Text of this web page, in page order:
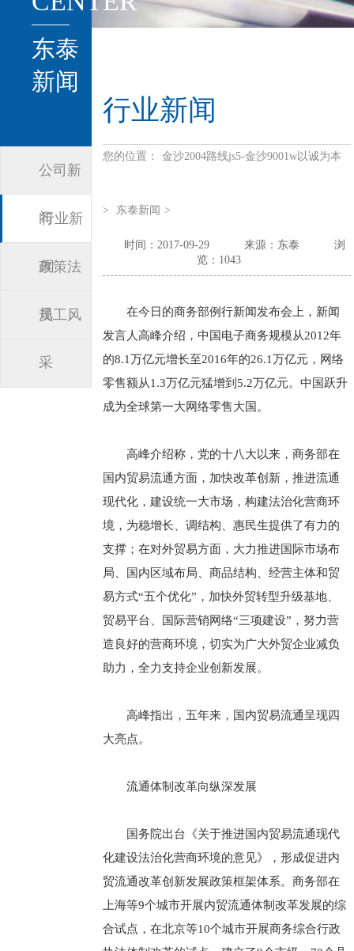
东泰
新闻
公司新
闻
行业新
闻
政策法
规
员工风
采
行业新闻
您的位置： 金沙2004路线js5-金沙9001w以诚为本
> 东泰新闻 >
时间：2017-09-29 来源：东泰
浏
览：1043
在今日的商务部例行新闻发布会上，新闻
发言人高峰介绍，中国电子商务规模从2012年
的8.1万亿元增长至2016年的26.1万亿元，网络
零售额从1.3万亿元猛增到5.2万亿元。中国跃升
成为全球第一大网络零售大国。
高峰介绍称，党的十八大以来，商务部在
国内贸易流通方面，加快改革创新，推进流通
现代化，建设统一大市场，构建法治化营商环
境，为稳增长、调结构、惠民生提供了有力的
支撑；在对外贸易方面，大力推进国际市场布
局、国内区域布局、商品结构、经营主体和贸
易方式“五个优化”，加快外贸转型升级基地、
贸易平台、国际营销网络“三项建设”，努力营
造良好的营商环境，切实为广大外贸企业减负
助力，全力支持企业创新发展。
高峰指出，五年来，国内贸易流通呈现四
大亮点。
流通体制改革向纵深发展
国务院出台《关于推进国内贸易流通现代
化建设法治化营商环境的意见》，形成促进内
贸流通改革创新发展政策框架体系。商务部在
上海等9个城市开展内贸流通体制改革发展的综
合试点，在北京等10个城市开展商务综合行政